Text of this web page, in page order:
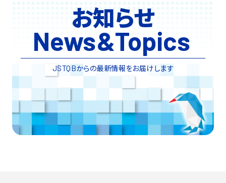
お知らせ
News&Topics
JSTQBからの最新情報をお届けします